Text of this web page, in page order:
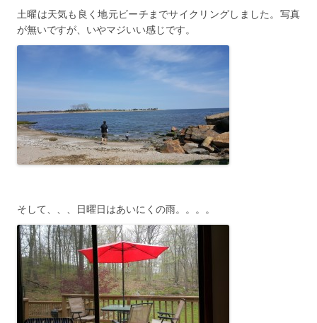
土曜は天気も良く地元ビーチまでサイクリングしました。写真
が無いですが、いやマジいい感じです。
そして、、、日曜日はあいにくの雨。。。。